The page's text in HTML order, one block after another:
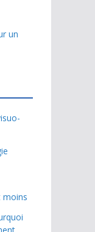
un
moins